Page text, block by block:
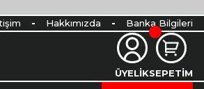
Hakkımızda Banka Bilgileri
ÜYELİKSEPETİM